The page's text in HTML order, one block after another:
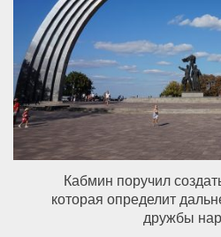
Кабмин поручил
которая определит
дружбы